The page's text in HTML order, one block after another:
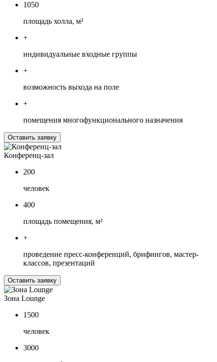
1050
площадь холла, м²
+
индивидуальные входные группы
+
возможность выхода на поле
+
помещения многофункционального назначения
Оставить заявку
Конференц-зал
200
человек
400
площадь помещения, м²
+
проведение пресс-конференций, брифингов, мастер-
классов, презентаций
Оставить заявку
Зона Lounge
1500
человек
3000